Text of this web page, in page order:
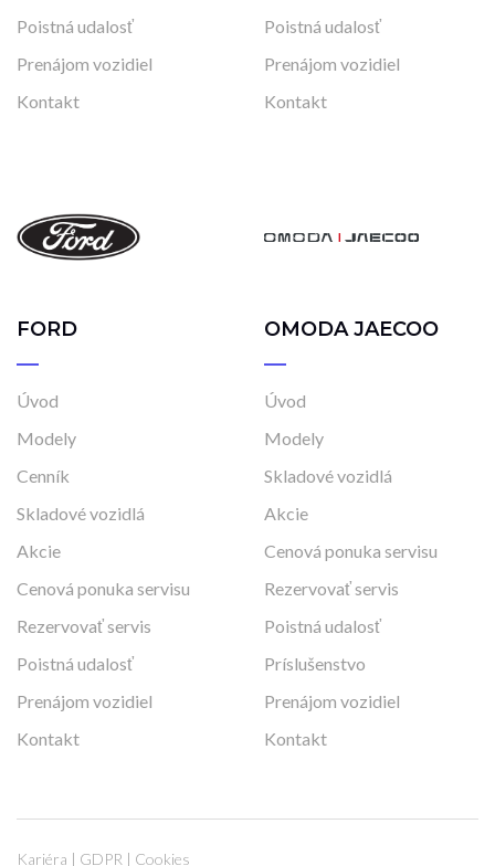
Poistná udalosť
Prenájom vozidiel
Kontakt
Poistná udalosť
Prenájom vozidiel
Kontakt
FORD
Úvod
Modely
Cenník
Skladové vozidlá
Akcie
Cenová ponuka servisu
Rezervovať servis
Poistná udalosť
Prenájom vozidiel
Kontakt
OMODA JAECOO
Úvod
Modely
Skladové vozidlá
Akcie
Cenová ponuka servisu
Rezervovať servis
Poistná udalosť
Príslušenstvo
Prenájom vozidiel
Kontakt
Kariéra | GDPR | Cookies